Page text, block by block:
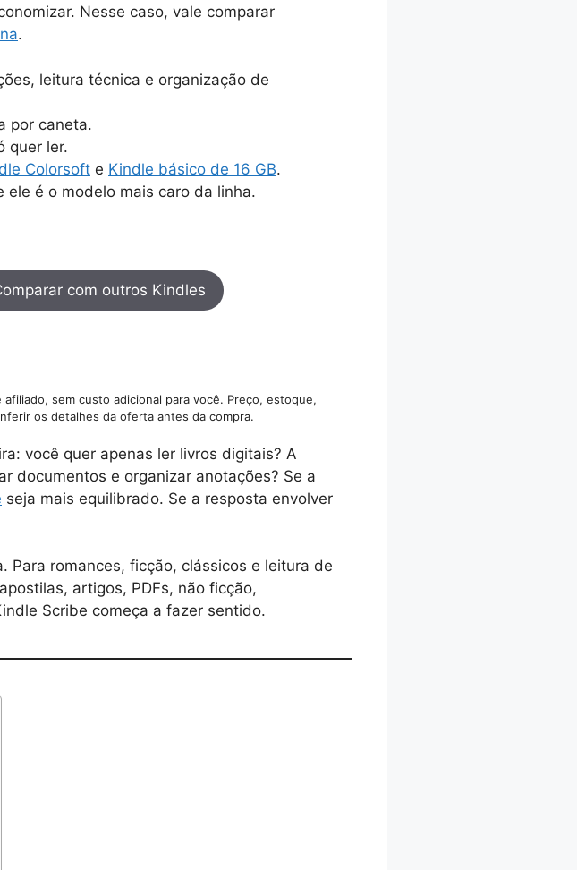
Nesse caso, vale comparar
.
leitura técnica e organização de
por caneta.
quer ler.
Colorsoft e Kindle básico de 16 GB.
ele é o modelo mais caro da linha.
com outros Kindles
sem custo adicional para você. Preço, estoque,
os detalhes da oferta antes da compra.
você quer apenas ler livros digitais? A
documentos e organizar anotações? Se a
seja mais equilibrado. Se a resposta envolver
Para romances, ficção, clássicos e leitura de
artigos, PDFs, não ficção,
Scribe começa a fazer sentido.